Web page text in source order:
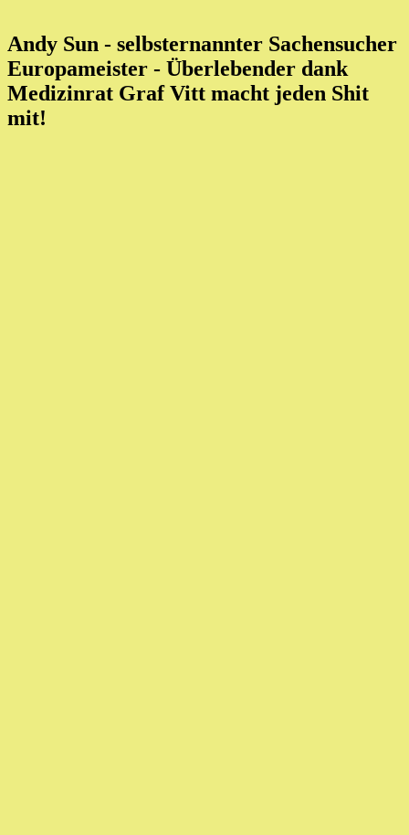
Andy Sun - selbsternannter Sachensucher
Europameister - Überlebender dank
Medizinrat Graf Vitt macht jeden Shit
mit!